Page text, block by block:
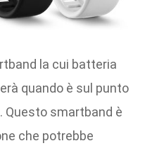
la cui batteria
quando è sul punto
smartband è
che potrebbe